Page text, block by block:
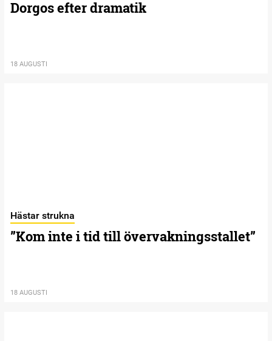
Dorgos efter dramatik
18 AUGUSTI
Hästar strukna
”Kom inte i tid till övervakningsstallet”
18 AUGUSTI